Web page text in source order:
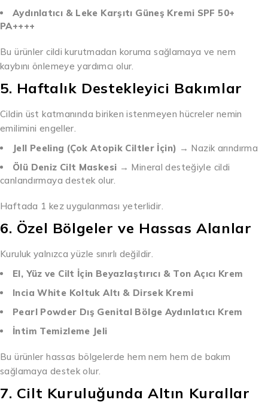
Aydınlatıcı & Leke Karşıtı Güneş Kremi SPF 50+
PA++++
Bu ürünler cildi kurutmadan koruma sağlamaya ve nem
kaybını önlemeye yardımcı olur.
5. Haftalık Destekleyici Bakımlar
Cildin üst katmanında biriken istenmeyen hücreler nemin
emilimini engeller.
Jell Peeling (Çok Atopik Ciltler İçin) → Nazik arındırma
Ölü Deniz Cilt Maskesi → Mineral desteğiyle cildi
canlandırmaya destek olur.
Haftada 1 kez uygulanması yeterlidir.
6. Özel Bölgeler ve Hassas Alanlar
Kuruluk yalnızca yüzle sınırlı değildir.
El, Yüz ve Cilt İçin Beyazlaştırıcı & Ton Açıcı Krem
Incia White Koltuk Altı & Dirsek Kremi
Pearl Powder Dış Genital Bölge Aydınlatıcı Krem
İntim Temizleme Jeli
Bu ürünler hassas bölgelerde hem nem hem de bakım
sağlamaya destek olur.
7. Cilt Kuruluğunda Altın Kurallar